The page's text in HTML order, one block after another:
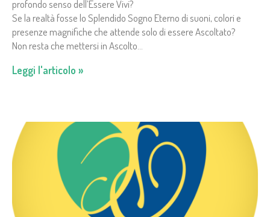
profondo senso dell’Essere Vivi?
Se la realtà fosse lo Splendido Sogno Eterno di suoni, colori e
presenze magnifiche che attende solo di essere Ascoltato?
Non resta che mettersi in Ascolto…
Leggi l'articolo »